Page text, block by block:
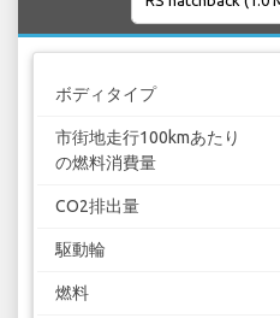
ボディタイプ
市街地走行100kmあたり
の燃料消費量
CO2排出量
駆動輪
燃料